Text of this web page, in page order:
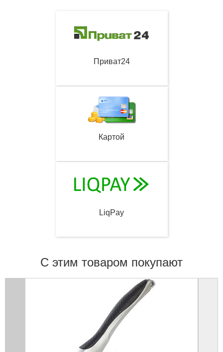
Приват24
Картой
LiqPay
С этим товаром покупают